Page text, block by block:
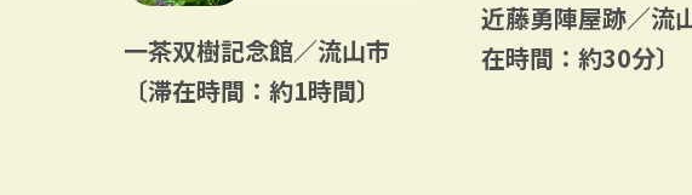
一茶双樹記念館／流山市
〔滞在時間：約1時間〕
近藤勇陣屋跡／流
在時間：約30分〕